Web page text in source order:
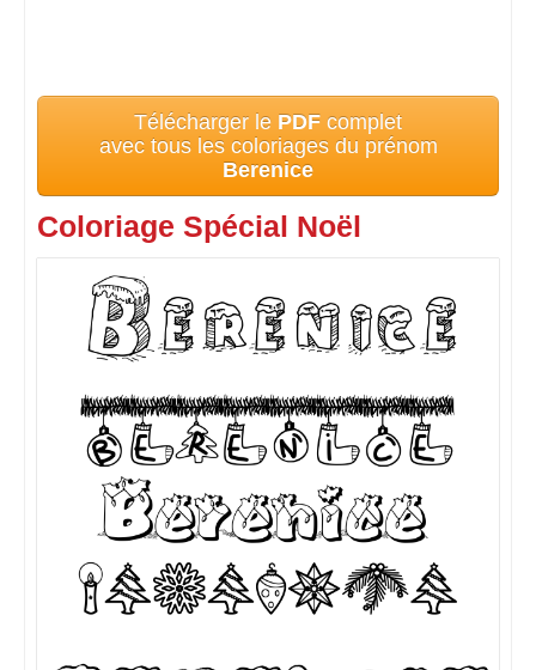
Télécharger le PDF complet
avec tous les coloriages du prénom
Berenice
Coloriage Spécial Noël